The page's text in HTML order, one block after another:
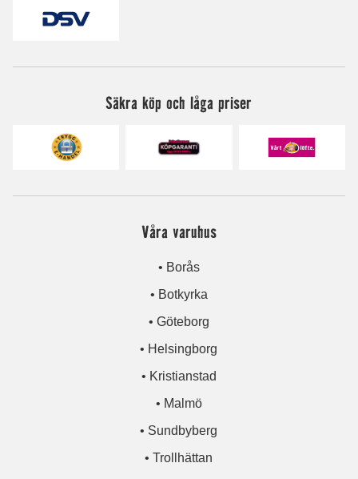
Säkra köp och låga priser
Våra varuhus
• Borås
• Botkyrka
• Göteborg
• Helsingborg
• Kristianstad
• Malmö
• Sundbyberg
• Trollhättan